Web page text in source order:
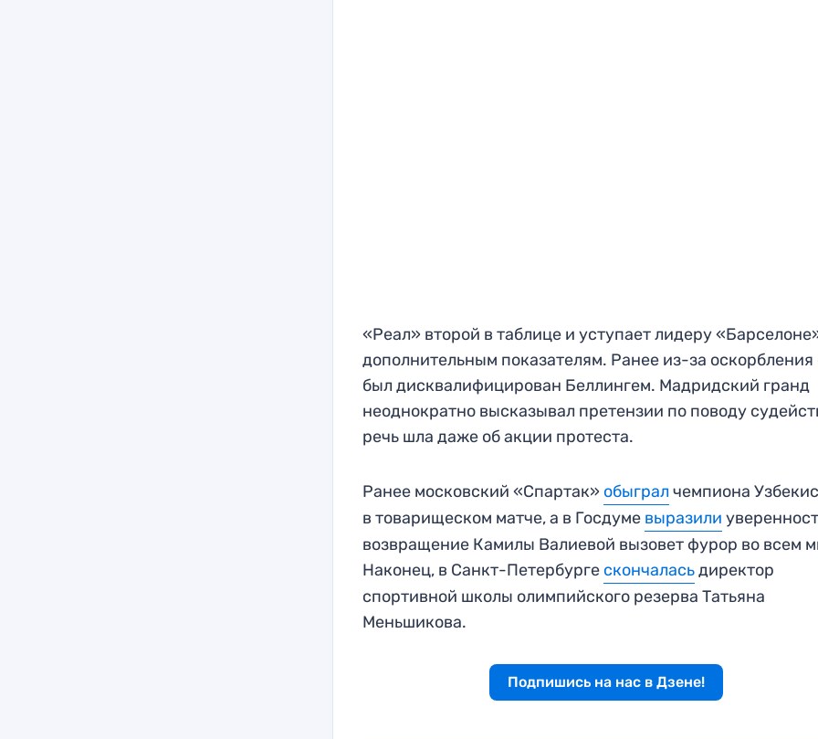
«Реал» второй в таблице и уступает лидеру
дополнительным показателям. Ранее из-за оскорбления
был дисквалифицирован Беллингем. Мадридский гранд
неоднократно высказывал претензии по поводу
речь шла даже об акции протеста.
Ранее московский «Спартак» обыгралчемпиона
в товарищеском матче, а в Госдуме выразили
возвращение Камилы Валиевой вызовет фурор во всем
Наконец, в Санкт-Петербурге скончаласьдиректор
спортивной школы олимпийского резерва Татьяна
Меньшикова.
Подпишись на нас в Дзене!